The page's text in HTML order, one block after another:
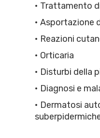
• Trattamento
• Asportazione
• Reazioni
• Orticaria
• Disturbi della
• Diagnosi e
• Dermatosi